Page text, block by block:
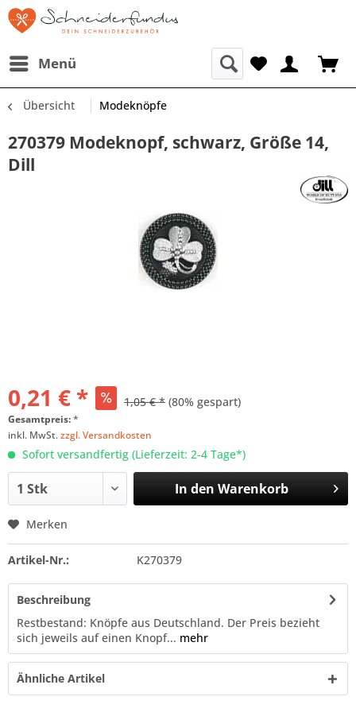
Menü
Übersicht Modeknöpfe
270379 Modeknopf, schwarz, Größe 14,
Dill
0,21 € * 1,05 € * (80% gespart)
Gesamtpreis:*
inkl. MwSt.zzgl. Versandkosten
Sofort versandfertig (Lieferzeit: 2-4 Tage*)
In den Warenkorb
Merken
Artikel-Nr.: K270379
Beschreibung
Restbestand: Knöpfe aus Deutschland. Der Preis bezieht
sich jeweils auf einen Knopf... mehr
Ähnliche Artikel